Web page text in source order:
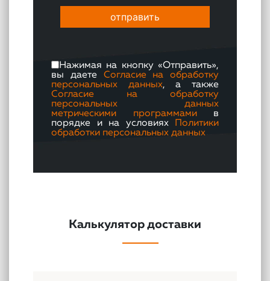
Нажимая на кнопку «Отправить»,
вы даете Согласие на обработку
персональных данных, а также
Согласие на обработку
персональных данных
метрическими программамив
порядке и на условиях
Политики
обработки персональных данных
Калькулятор доставки